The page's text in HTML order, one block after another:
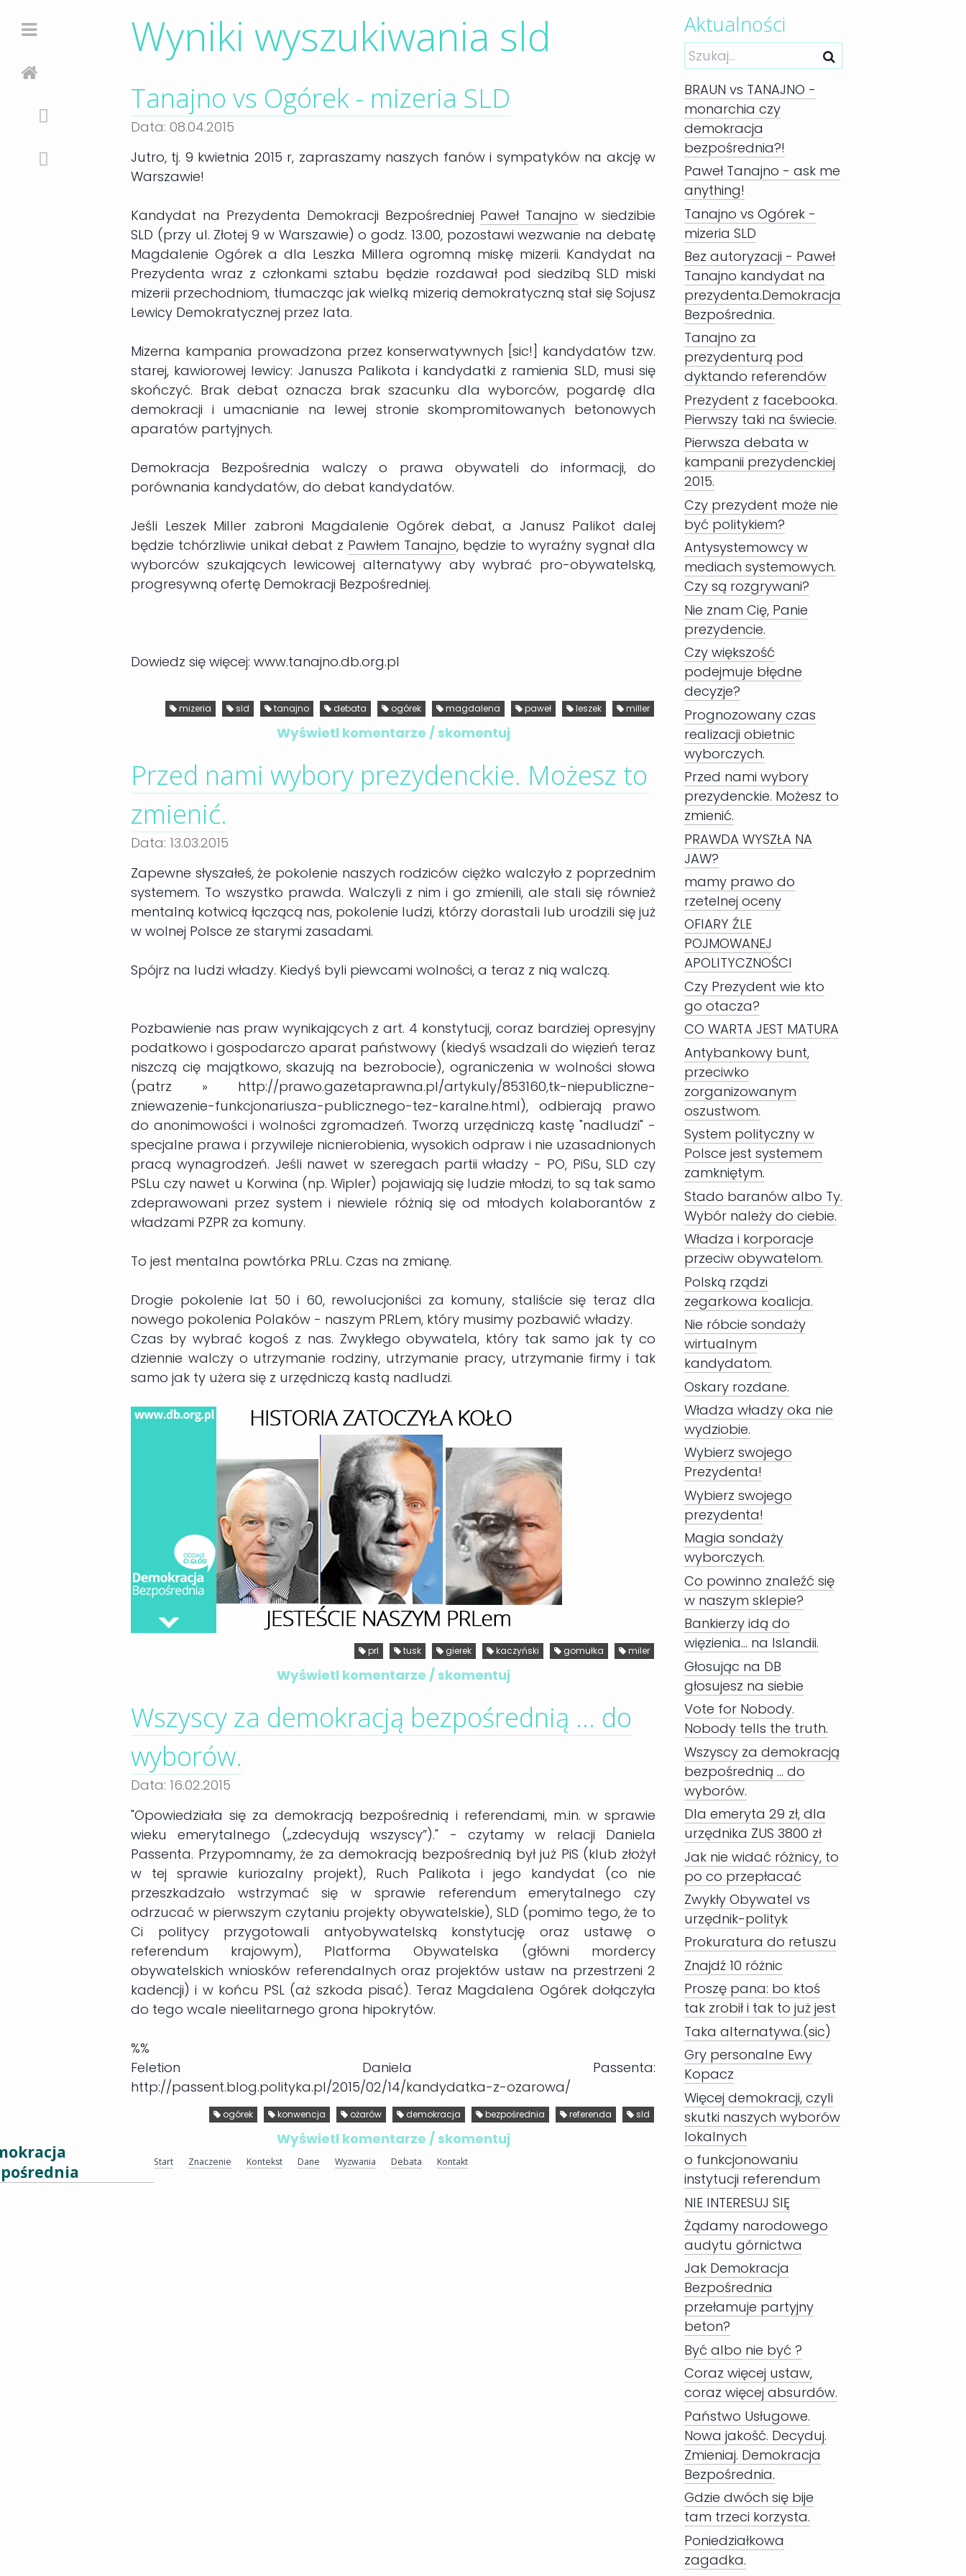
Wyniki wyszukiwania sld
Tanajno vs Ogórek - mizeria SLD
Data: 08.04.2015
Jutro, tj. 9 kwietnia 2015 r, zapraszamy naszych fanów i sympatyków na akcję w
Warszawie!
Kandydat na Prezydenta Demokracji Bezpośredniej Paweł Tanajno w siedzibie
SLD (przy ul. Złotej 9 w Warszawie) o godz. 13.00, pozostawi wezwanie na debatę
Magdalenie Ogórek a dla Leszka Millera ogromną miskę mizerii. Kandydat na
Prezydenta wraz z członkami sztabu będzie rozdawał pod siedzibą SLD miski
mizerii przechodniom, tłumacząc jak wielką mizerią demokratyczną stał się Sojusz
Lewicy Demokratycznej przez lata.
Mizerna kampania prowadzona przez konserwatywnych [sic!] kandydatów tzw.
starej, kawiorowej lewicy: Janusza Palikota i kandydatki z ramienia SLD, musi się
skończyć. Brak debat oznacza brak szacunku dla wyborców, pogardę dla
demokracji i umacnianie na lewej stronie skompromitowanych betonowych
aparatów partyjnych.
Demokracja Bezpośrednia walczy o prawa obywateli do informacji, do
porównania kandydatów, do debat kandydatów.
Jeśli Leszek Miller zabroni Magdalenie Ogórek debat, a Janusz Palikot dalej
będzie tchórzliwie unikał debat z Pawłem Tanajno, będzie to wyraźny sygnał dla
wyborców szukających lewicowej alternatywy aby wybrać pro-obywatelską,
progresywną ofertę Demokracji Bezpośredniej.
Dowiedz się więcej: www.tanajno.db.org.pl
mizeria sld tanajno debata ogórek magdalena paweł leszek miller
Wyświetl komentarze / skomentuj
Przed nami wybory prezydenckie. Możesz to
zmienić.
Data: 13.03.2015
Zapewne słyszałeś, że pokolenie naszych rodziców ciężko walczyło z poprzednim
systemem. To wszystko prawda. Walczyli z nim i go zmienili, ale stali się również
mentalną kotwicą łączącą nas, pokolenie ludzi, którzy dorastali lub urodzili się już
w wolnej Polsce ze starymi zasadami.
Spójrz na ludzi władzy. Kiedyś byli piewcami wolności, a teraz z nią walczą.
Pozbawienie nas praw wynikających z art. 4 konstytucji, coraz bardziej opresyjny
podatkowo i gospodarczo aparat państwowy (kiedyś wsadzali do więzień teraz
niszczą cię majątkowo, skazują na bezrobocie), ograniczenia w wolności słowa
(patrz » http://prawo.gazetaprawna.pl/artykuly/853160,tk-niepubliczne-
zniewazenie-funkcjonariusza-publicznego-tez-karalne.html), odbierają prawo
do anonimowości i wolności zgromadzeń. Tworzą urzędniczą kastę "nadludzi" -
specjalne prawa i przywileje nicnierobienia, wysokich odpraw i nie uzasadnionych
pracą wynagrodzeń. Jeśli nawet w szeregach partii władzy - PO, PiSu, SLD czy
PSLu czy nawet u Korwina (np. Wipler) pojawiają się ludzie młodzi, to są tak samo
zdeprawowani przez system i niewiele różnią się od młodych kolaborantów z
władzami PZPR za komuny.
To jest mentalna powtórka PRLu. Czas na zmianę.
Drogie pokolenie lat 50 i 60, rewolucjoniści za komuny, staliście się teraz dla
nowego pokolenia Polaków - naszym PRLem, który musimy pozbawić władzy.
Czas by wybrać kogoś z nas. Zwykłego obywatela, który tak samo jak ty co
dziennie walczy o utrzymanie rodziny, utrzymanie pracy, utrzymanie firmy i tak
samo jak ty użera się z urzędniczą kastą nadludzi.
prl tusk gierek kaczyński gomułka miler
Wyświetl komentarze / skomentuj
Wszyscy za demokracją bezpośrednią ... do
wyborów.
Data: 16.02.2015
"Opowiedziała się za demokracją bezpośrednią i referendami, m.in. w sprawie
wieku emerytalnego („zdecydują wszyscy”)." - czytamy w relacji Daniela
Passenta. Przypomnamy, że za demokracją bezpośrednią był już PiS (klub złożył
w tej sprawie kuriozalny projekt), Ruch Palikota i jego kandydat (co nie
przeszkadzało wstrzymać się w sprawie referendum emerytalnego czy
odrzucać w pierwszym czytaniu projekty obywatelskie), SLD (pomimo tego, że to
Ci politycy przygotowali antyobywatelską konstytucję oraz ustawę o
referendum krajowym), Platforma Obywatelska (główni mordercy
obywatelskich wniosków referendalnych oraz projektów ustaw na przestrzeni 2
kadencji) i w końcu PSL (aż szkoda pisać). Teraz Magdalena Ogórek dołączyła
do tego wcale nieelitarnego grona hipokrytów.
%%
Feletion Daniela Passenta:
http://passent.blog.polityka.pl/2015/02/14/kandydatka-z-ozarowa/
ogórek konwencja ożarów demokracja bezpośrednia referenda sld
Wyświetl komentarze / skomentuj
Start Znaczenie Kontekst Dane Wyzwania Debata Kontakt
Aktualności
BRAUN vs TANAJNO -
monarchia czy
demokracja
bezpośrednia?!
Paweł Tanajno - ask me
anything!
Tanajno vs Ogórek -
mizeria SLD
Bez autoryzacji - Paweł
Tanajno kandydat na
prezydenta.Demokracja
Bezpośrednia.
Tanajno za
prezydenturą pod
dyktando referendów
Prezydent z facebooka.
Pierwszy taki na świecie.
Pierwsza debata w
kampanii prezydenckiej
2015.
Czy prezydent może nie
być politykiem?
Antysystemowcy w
mediach systemowych.
Czy są rozgrywani?
Nie znam Cię, Panie
prezydencie.
Czy większość
podejmuje błędne
decyzje?
Prognozowany czas
realizacji obietnic
wyborczych.
Przed nami wybory
prezydenckie. Możesz to
zmienić.
PRAWDA WYSZŁA NA
JAW?
mamy prawo do
rzetelnej oceny
OFIARY ŹLE
POJMOWANEJ
APOLITYCZNOŚCI
Czy Prezydent wie kto
go otacza?
CO WARTA JEST MATURA
Antybankowy bunt,
przeciwko
zorganizowanym
oszustwom.
System polityczny w
Polsce jest systemem
zamkniętym.
Stado baranów albo Ty.
Wybór należy do ciebie.
Władza i korporacje
przeciw obywatelom.
Polską rządzi
zegarkowa koalicja.
Nie róbcie sondaży
wirtualnym
kandydatom.
Oskary rozdane.
Władza władzy oka nie
wydziobie.
Wybierz swojego
Prezydenta!
Wybierz swojego
prezydenta!
Magia sondaży
wyborczych.
Co powinno znaleźć się
w naszym sklepie?
Bankierzy idą do
więzienia... na Islandii.
Głosując na DB
głosujesz na siebie
Vote for Nobody.
Nobody tells the truth.
Wszyscy za demokracją
bezpośrednią ... do
wyborów.
Dla emeryta 29 zł, dla
urzędnika ZUS 3800 zł
Jak nie widać różnicy, to
po co przepłacać
Zwykły Obywatel vs
urzędnik-polityk
Prokuratura do retuszu
Znajdź 10 różnic
Proszę pana: bo ktoś
tak zrobił i tak to już jest
Taka alternatywa.(sic)
Gry personalne Ewy
Kopacz
Więcej demokracji, czyli
skutki naszych wyborów
lokalnych
o funkcjonowaniu
instytucji referendum
NIE INTERESUJ SIĘ
Żądamy narodowego
audytu górnictwa
Jak Demokracja
Bezpośrednia
przełamuje partyjny
beton?
Być albo nie być ?
Coraz więcej ustaw,
coraz więcej absurdów.
Państwo Usługowe.
Nowa jakość. Decyduj.
Zmieniaj. Demokracja
Bezpośrednia.
Gdzie dwóch się bije
tam trzeci korzysta.
Poniedziałkowa
zagadka.